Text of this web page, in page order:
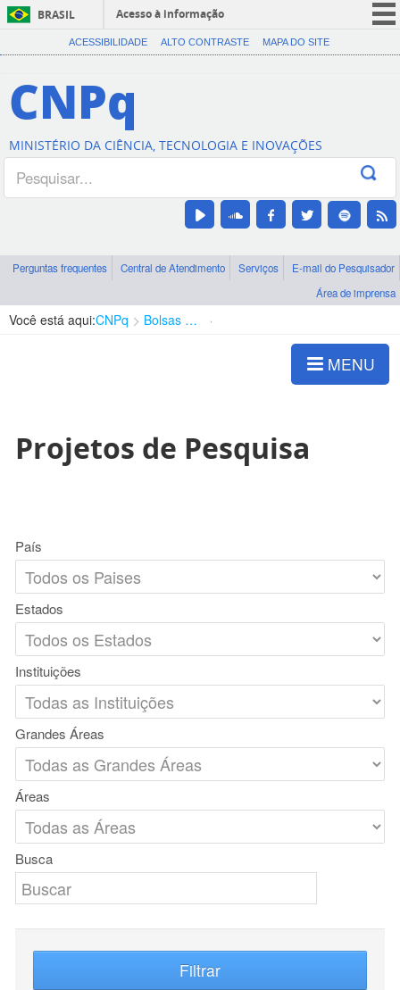
BRASIL
Acesso à informação
CORONAVÍRUS (COVID-19)
Canais
ACESSIBILIDADE ALTO CONTRASTE MAPA DO SITE
CNPq
MINISTÉRIO DA CIÊNCIA, TECNOLOGIA E INOVAÇÕES
Perguntas frequentes Central de Atendimento Serviços
E-mail do Pesquisador
Área de imprensa
Você está aqui:CNPq Bolsas e Auxílios Vigentes
MENU
Projetos de Pesquisa
País
Estados
Instituições
Grandes Áreas
Áreas
Busca
Filtrar